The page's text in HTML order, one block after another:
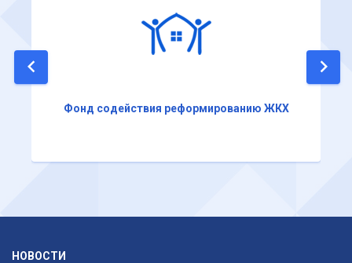
Фонд содействия реформированию ЖКХ
НОВОСТИ